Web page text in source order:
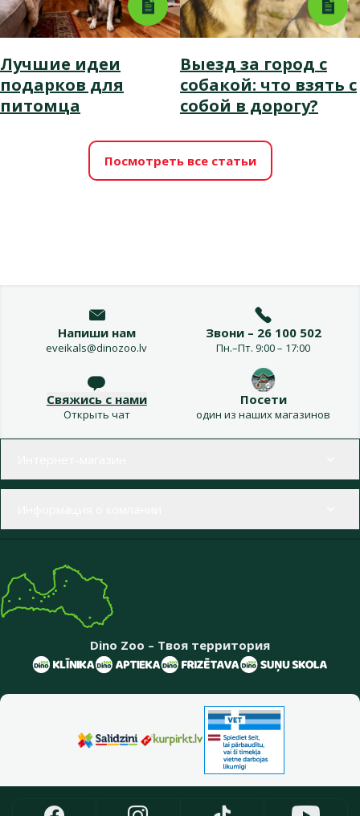
Лучшие идеи
подарков для
питомца
Выезд за город с
собакой: что взять с
собой в дорогу?
Посмотреть все статьи
Напиши нам
eveikals@dinozoo.lv
Звони – 26 100 502
Пн.–Пт. 9:00 – 17:00
Свяжись с нами
Открыть чат
Посети
один из наших магазинов
Dino Zoo – Твоя территория